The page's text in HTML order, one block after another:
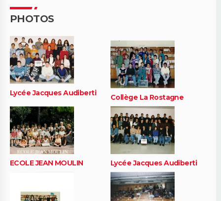
PHOTOS
Lycée Jacques Audiberti Collège La Rostagne
ECOLE JEAN MOULIN Lycée Jacques Audiberti